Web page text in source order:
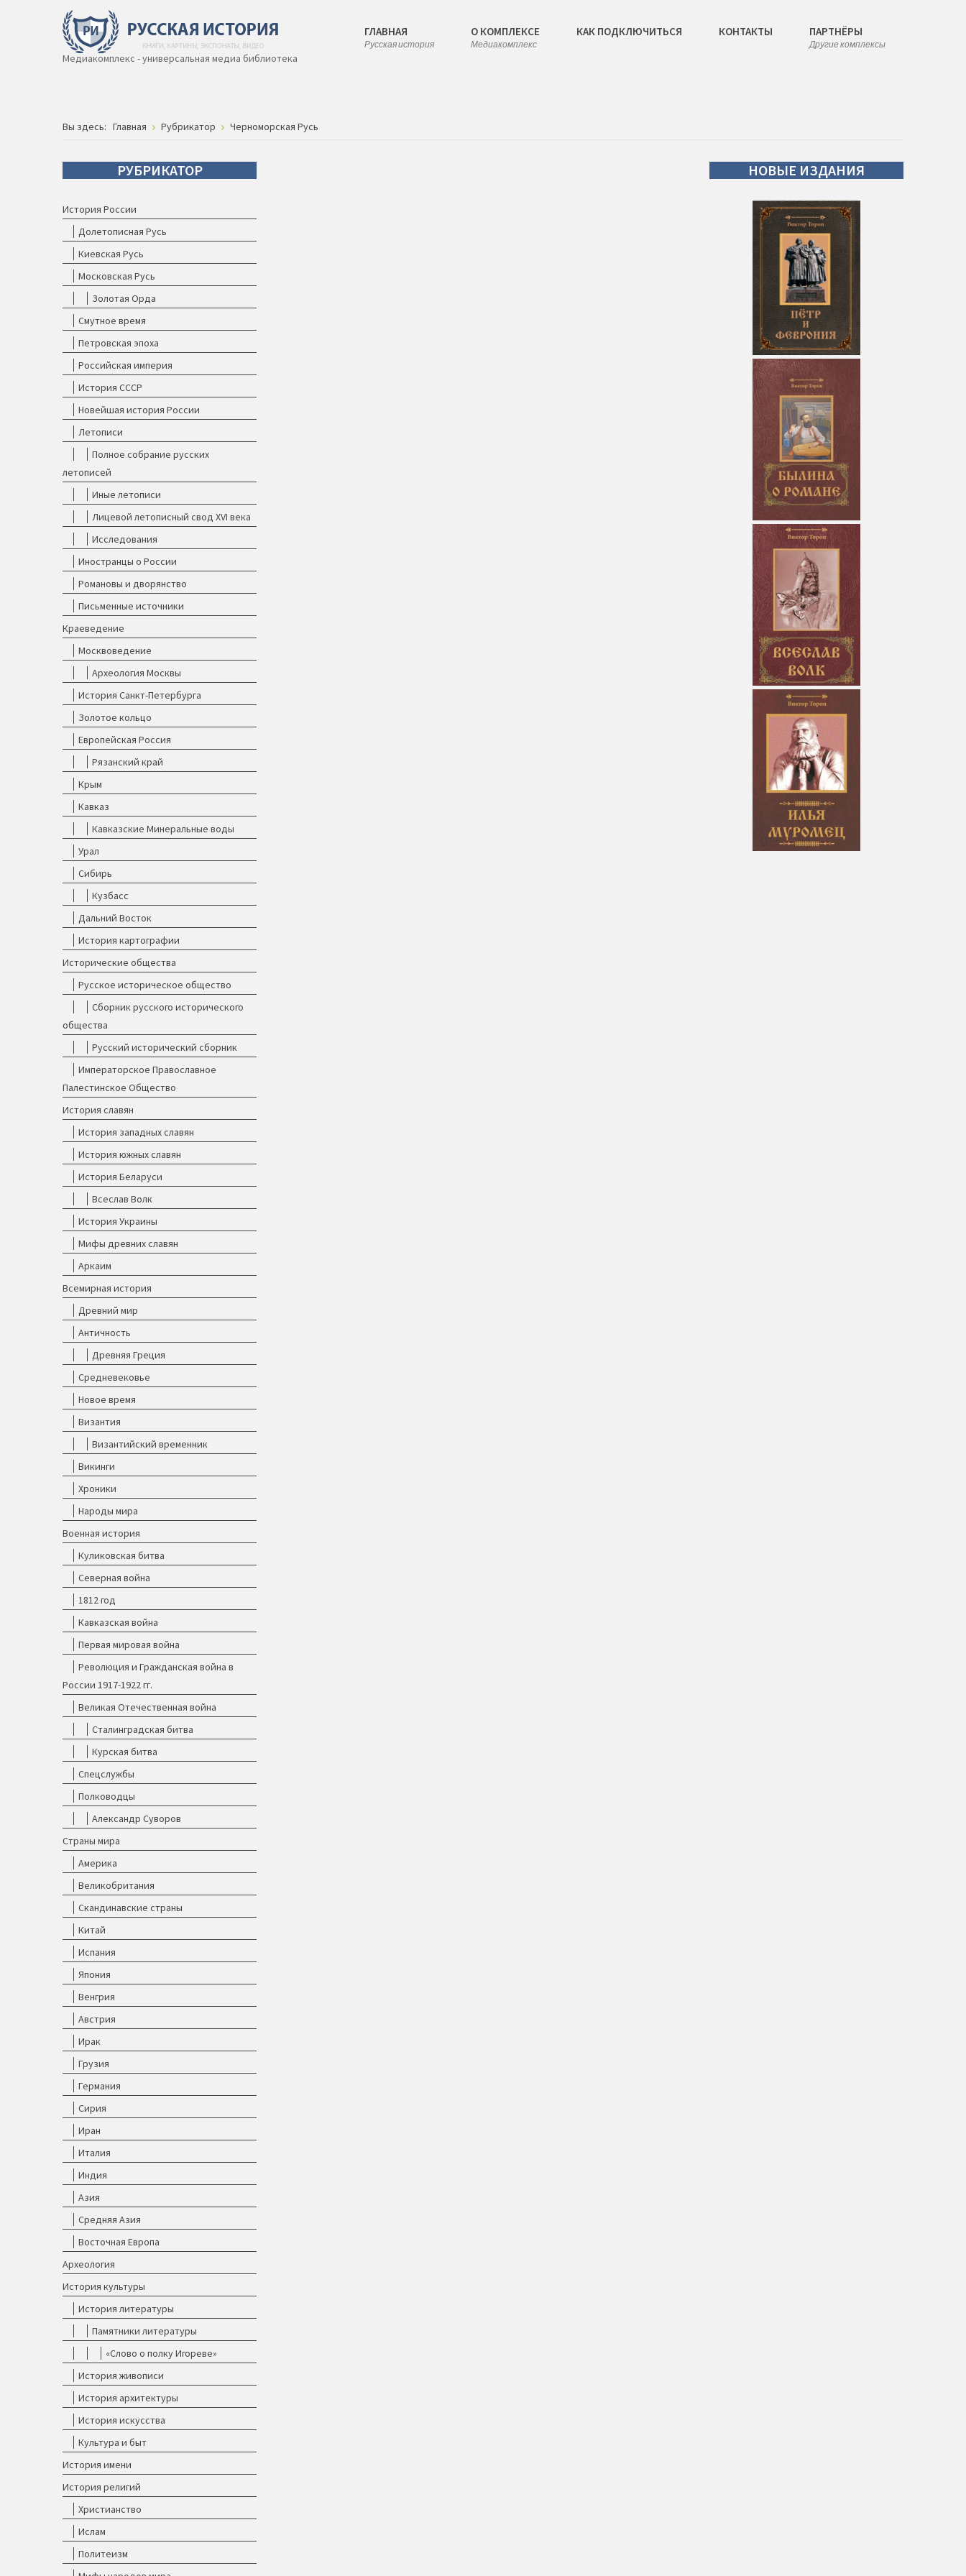
Медиакомплекс - универсальная медиа библиотека
ГЛАВНАЯ
Русская история
О КОМПЛЕКСЕ
Медиакомплекс
КАК ПОДКЛЮЧИТЬСЯ КОНТАКТЫ ПАРТНЁРЫ
Другие комплексы
Вы здесь: Главная Рубрикатор Черноморская Русь
РУБРИКАТОР
История России
Долетописная Русь
Киевская Русь
Московская Русь
Золотая Орда
Смутное время
Петровская эпоха
Российская империя
История СССР
Новейшая история России
Летописи
Полное собрание русских
летописей
Иные летописи
Лицевой летописный свод XVI века
Исследования
Иностранцы о России
Романовы и дворянство
Письменные источники
Краеведение
Москвоведение
Археология Москвы
История Санкт-Петербурга
Золотое кольцо
Европейская Россия
Рязанский край
Крым
Кавказ
Кавказские Минеральные воды
Урал
Сибирь
Кузбасс
Дальний Восток
История картографии
Исторические общества
Русское историческое общество
Сборник русского исторического
общества
Русский исторический сборник
Императорское Православное
Палестинское Общество
История славян
История западных славян
История южных славян
История Беларуси
Всеслав Волк
История Украины
Мифы древних славян
Аркаим
Всемирная история
Древний мир
Античность
Древняя Греция
Средневековье
Новое время
Византия
Византийский временник
Викинги
Хроники
Народы мира
Военная история
Куликовская битва
Северная война
1812 год
Кавказская война
Первая мировая война
Революция и Гражданская война в
России 1917-1922 гг.
Великая Отечественная война
Сталинградская битва
Курская битва
Спецслужбы
Полководцы
Александр Суворов
Страны мира
Америка
Великобритания
Скандинавские страны
Китай
Испания
Япония
Венгрия
Австрия
Ирак
Грузия
Германия
Сирия
Иран
Италия
Индия
Азия
Средняя Азия
Восточная Европа
Археология
История культуры
История литературы
Памятники литературы
«Слово о полку Игореве»
История живописи
История архитектуры
История искусства
Культура и быт
История имени
История религий
Христианство
Ислам
Политеизм
НОВЫЕ ИЗДАНИЯ